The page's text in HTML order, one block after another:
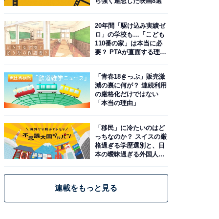
20年間「駆け込み実績ゼ
ロ」の学校も…「こども
110番の家」は本当に必
要？ PTAが直面する理想
「青春18きっぷ」販売激
減の裏に何が？ 連続利用
の厳格化だけではない
「本当の理由」
「移民」に冷たいのはど
っちなのか？ スイスの厳
格過ぎる学歴選別と、日
本の曖昧過ぎる外国人政
連載をもっと見る